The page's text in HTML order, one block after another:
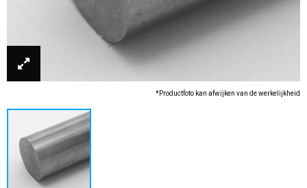
*Productfoto kan afwijken van de werkelijkheid